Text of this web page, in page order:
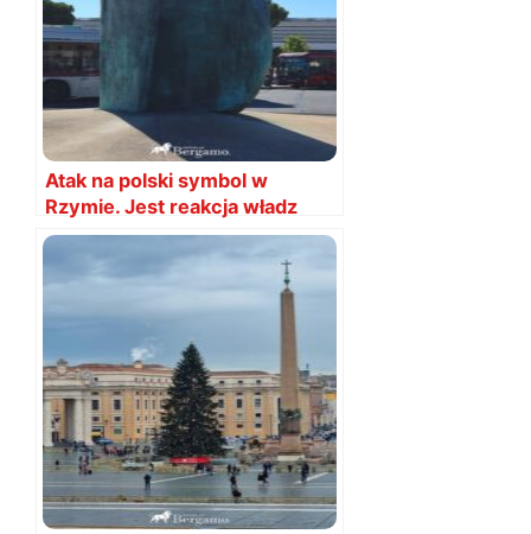
Atak na polski symbol w
Rzymie. Jest reakcja władz